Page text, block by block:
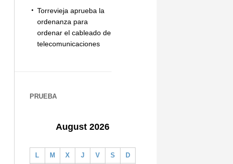
Torrevieja aprueba la
ordenanza para
ordenar el cableado de
telecomunicaciones
PRUEBA
August 2026
L M X J V S D